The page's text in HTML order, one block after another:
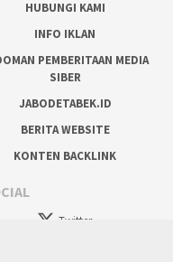
HUBUNGI KAMI
INFO IKLAN
PEMBERITAAN MEDIA
SIBER
JABODETABEK.ID
BERITA WEBSITE
KONTEN BACKLINK
Twitter